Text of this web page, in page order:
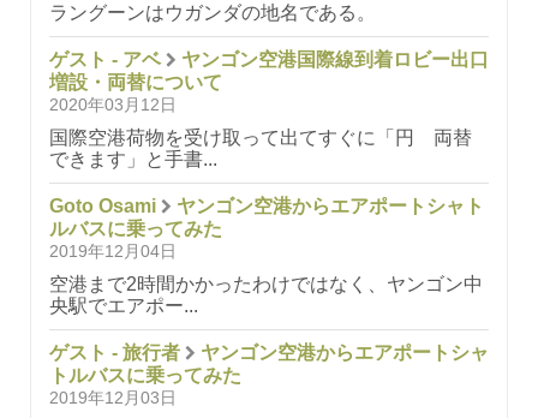
ラングーンはウガンダの地名である。
ゲスト - アベ
ヤンゴン空港国際線到着ロビー出口
増設・両替について
2020年03月12日
国際空港荷物を受け取って出てすぐに「円 両替
できます」と手書...
Goto Osami
ヤンゴン空港からエアポートシャト
ルバスに乗ってみた
2019年12月04日
空港まで2時間かかったわけではなく、ヤンゴン中
央駅でエアポー...
ゲスト - 旅行者
ヤンゴン空港からエアポートシャ
トルバスに乗ってみた
2019年12月03日